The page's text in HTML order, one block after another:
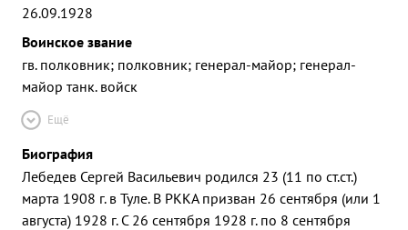
26.09.1928
Воинское звание
гв. полковник; полковник; генерал-майор; генерал-
майор танк. войск
Ещё
Биография
Лебедев Сергей Васильевич родился 23 (11 по ст.ст.)
марта 1908 г. в Туле. В РККА призван 26 сентября (или 1
августа) 1928 г. С 26 сентября 1928 г. по 8 сентября